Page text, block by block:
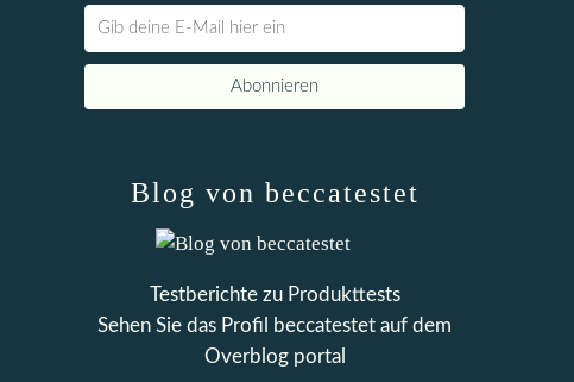
Blog von beccatestet
Testberichte zu Produkttests
Sehen Sie das Profil
beccatestet auf dem
Overblog portal